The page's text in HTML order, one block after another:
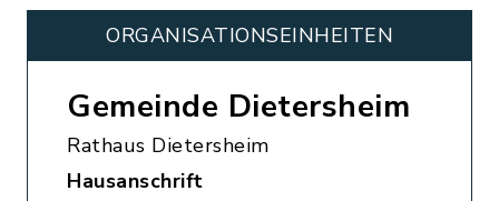
ORGANISATIONS­EINHEITEN
Gemeinde Dietersheim
Rathaus Dietersheim
Hausanschrift